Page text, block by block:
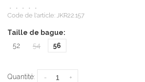
• • • •
•
Code de l'article: JKR22.157
Taille de bague:
52
54 56
Quantité: +
-